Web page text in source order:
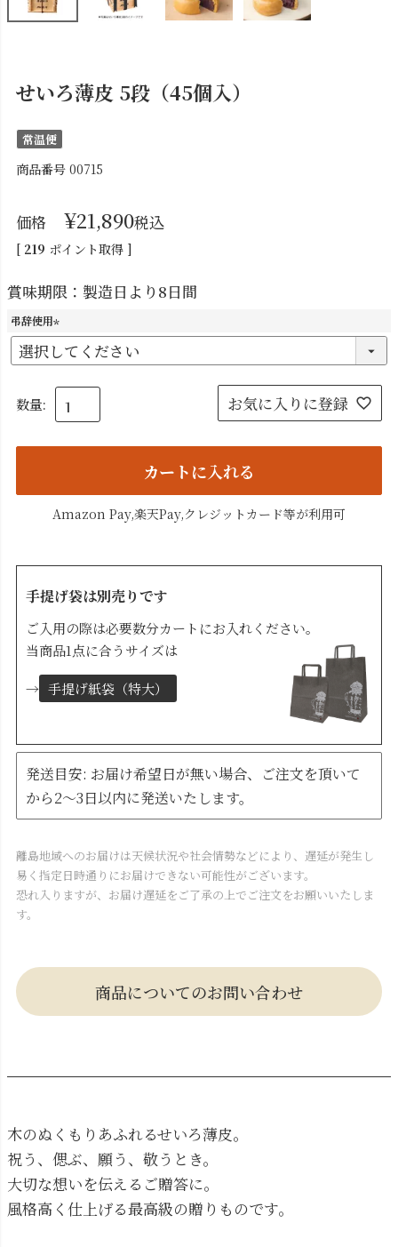
せいろ薄皮 5段（45個入）
常温便
商品番号 00715
価格 ¥21,890税込
[ 219 ポイント取得 ]
賞味期限：製造日より8日間
弔辞使用
(
必
)
お気に入りに登録
カートに入れる
Amazon Pay,楽天Pay,クレジットカード等が利用可
手提げ袋は別売りです
ご入用の際は必要数分カートにお入れください。
当商品1点に合うサイズは
→ 手提げ紙袋（特大）
発送目安: お届け希望日が無い場合、ご注文を頂いて
から2～3日以内に発送いたします。
離島地域へのお届けは天候状況や社会情勢などにより、遅延が発生し
易く指定日時通りにお届けできない可能性がございます。
恐れ入りますが、お届け遅延をご了承の上でご注文をお願いいたしま
す。
商品についてのお問い合わせ
木のぬくもりあふれるせいろ薄皮。
祝う、偲ぶ、願う、敬うとき。
大切な想いを伝えるご贈答に。
風格高く仕上げる最高級の贈りものです。